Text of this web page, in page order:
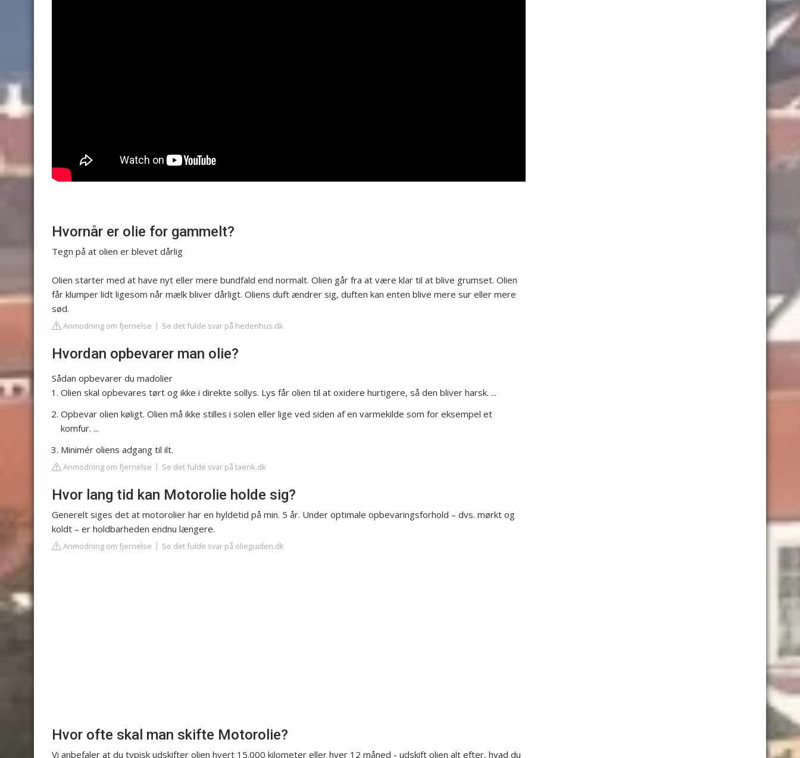
Hvornår er olie for gammelt?
Tegn på at olien er blevet dårlig
Olien starter med at have nyt eller mere bundfald end normalt. Olien går fra at være klar til at blive grumset. Olien
får klumper lidt ligesom når mælk bliver dårligt. Oliens duft ændrer sig, duften kan enten blive mere sur eller mere
sød.
Anmodning om fjernelse Se det fulde svar på hedenhus.dk
Hvordan opbevarer man olie?
Sådan opbevarer du madolier
Olien skal opbevares tørt og ikke i direkte sollys. Lys får olien til at oxidere hurtigere, så den bliver harsk. ...
Opbevar olien køligt. Olien må ikke stilles i solen eller lige ved siden af en varmekilde som for eksempel et
komfur. ...
Minimér oliens adgang til ilt.
Anmodning om fjernelse Se det fulde svar på taenk.dk
Hvor lang tid kan Motorolie holde sig?
Generelt siges det at motorolier har en hyldetid på min. 5 år. Under optimale opbevaringsforhold – dvs. mørkt og
koldt – er holdbarheden endnu længere.
Anmodning om fjernelse Se det fulde svar på olieguiden.dk
Hvor ofte skal man skifte Motorolie?
Vi anbefaler at du typisk udskifter olien hvert 15.000 kilometer eller hver 12 måned - udskift olien alt efter, hvad du